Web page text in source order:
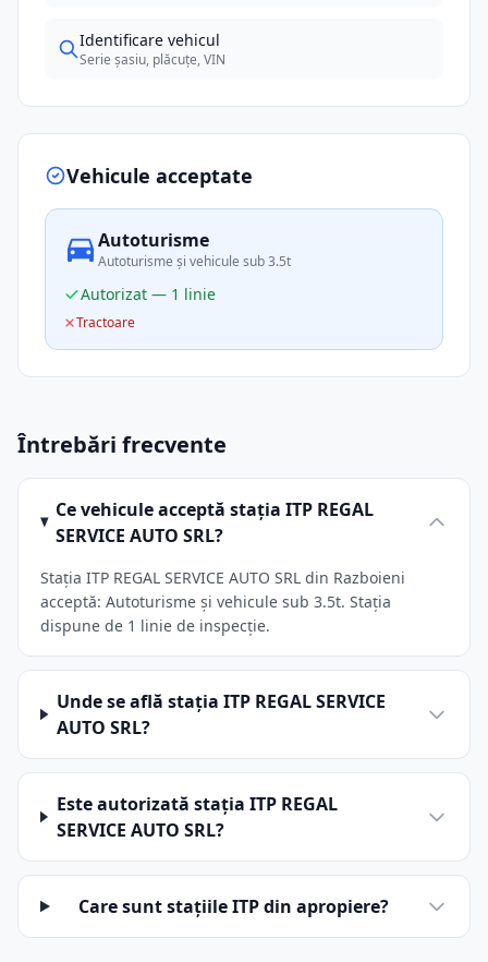
Identificare vehicul
Serie șasiu, plăcuțe, VIN
Vehicule acceptate
Autoturisme
Autoturisme și vehicule sub 3.5t
Autorizat — 1 linie
Tractoare
Întrebări frecvente
Ce vehicule acceptă stația ITP REGAL
SERVICE AUTO SRL?
Stația ITP REGAL SERVICE AUTO SRL din Razboieni
acceptă: Autoturisme și vehicule sub 3.5t. Stația
dispune de 1 linie de inspecție.
Unde se află stația ITP REGAL SERVICE
AUTO SRL?
Este autorizată stația ITP REGAL
SERVICE AUTO SRL?
Care sunt stațiile ITP din apropiere?